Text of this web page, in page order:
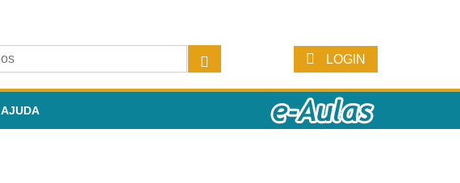
LOGIN
AJUDA